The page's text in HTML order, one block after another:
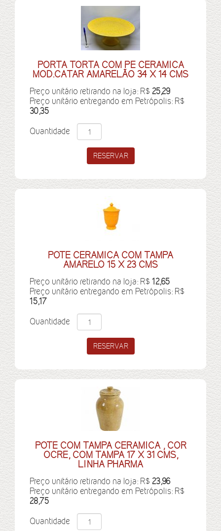
PORTA TORTA COM PE CERAMICA
MOD.CATAR AMARELÃO 34 X 14 CMS
Preço unitário retirando na loja: R$ 25,29
Preço unitário entregando em Petrópolis: R$
30,35
Quantidade
POTE CERAMICA COM TAMPA
AMARELO 15 X 23 CMS
Preço unitário retirando na loja: R$ 12,65
Preço unitário entregando em Petrópolis: R$
15,17
Quantidade
POTE COM TAMPA CERAMICA , COR
OCRE, COM TAMPA 17 X 31 CMS,
LINHA PHARMA
Preço unitário retirando na loja: R$ 23,96
Preço unitário entregando em Petrópolis: R$
28,75
Quantidade